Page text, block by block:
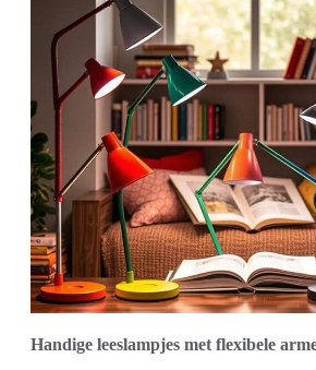
Handige leeslampjes met flexibele